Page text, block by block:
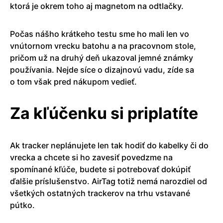
ktorá je okrem toho aj magnetom na odtlačky.
Počas nášho krátkeho testu sme ho mali len vo
vnútornom vrecku batohu a na pracovnom stole,
pričom už na druhý deň ukazoval jemné známky
používania. Nejde síce o dizajnovú vadu, zíde sa
o tom však pred nákupom vedieť.
Za kľúčenku si priplatíte
Ak tracker neplánujete len tak hodiť do kabelky či do
vrecka a chcete si ho zavesiť povedzme na
spomínané kľúče, budete si potrebovať dokúpiť
ďalšie príslušenstvo. AirTag totiž nemá narozdiel od
všetkých ostatných trackerov na trhu vstavané
pútko.